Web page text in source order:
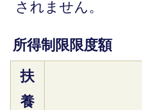
されません。
所得制限限度額
扶
養